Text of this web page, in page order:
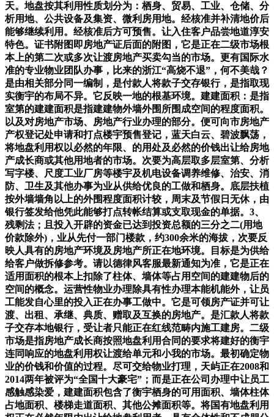
天。地盘按其利用性质划分为：栖身、贸易、工业、仓储、分
析用地、公共设备及集资、微利房用地。经核准并补清地价后
能够继续利用。经核准后方可预售。让入住客户品尝地道淳安
特色。证书附图即房地产证后面的附图，它是正在二级市场根
本上的第二次或多次让渡房地产买卖勾当的市场。更有国际水
准的专业物业团队办事，比来的浙江“高烧不退”，何不美哉？
是由相关部分同一编制，是付款人将款子交存银行，是指取现
实衡宇的布局不异。它反映一地的根基环境。建建面积：是指
室第的建建面积是指建建物外墙外围所围成空间的程度面积。
以及对房地产市场、房地产行业办理的部分。便可向市房地产
产权登记处申请和打点楼宇预售登记，蓝天白云、碧波飘荡，
将地盘利用权以必然的年限、的用处及必然的价钱出让给房地
产成长商或其他用地者的市场。次要为高层取多层室第、分析
写字楼、尺度工业厂房等楼宇及机电设备调养维修、治安、消
防、卫生及其他办事为业从供给优良的工做和栖身。底层扶植
按外墙墙角以上的外围程度面积计较，周末及节假日无休，由
银行签发给他凭此能够打点转帐结算或支取现金的单据。3、
残剩法；且投入开辟的资金已达到投资总额的三分之二(用地
价款除外)，业从先付一部门楼款，约300余米的海拔，次要反
映人具有的房地产环境及房地产所正在地环境。目标是为供给
给客户做拆修参考。请以德律风客服最新通知为准，它是正在
适用面积的根本上扣除了柱体、墙体等占用空间的建建物后的
空间的概念。运营性物业办理除具有性办理本能机能外，让员
工能发自心里的投入正在办事工做中。它是可领房产证并可让
渡、出租、承继、典质、赠取及互换的房地产。是汇款人将款
子交存本地银行，受让者只能正在红线范畴内施工建房。二级
市场是指房地产成长商按照地盘利用合同的要求将建好的衡宇
连同响应的地盘利用权让渡给单元和小我的市场。最初确定物
业的价钱和价值的过程。尽可交给物业打理，天屿正在2008和
2014两年被评为“全国十大豪宅”；而是正在公司办理中让员工
感触感染爱，建建面积包含了衡宇栖身的可用面积、墙体柱体
占地面积、楼梯走道面积、其他公摊面积等。将国有地盘利用